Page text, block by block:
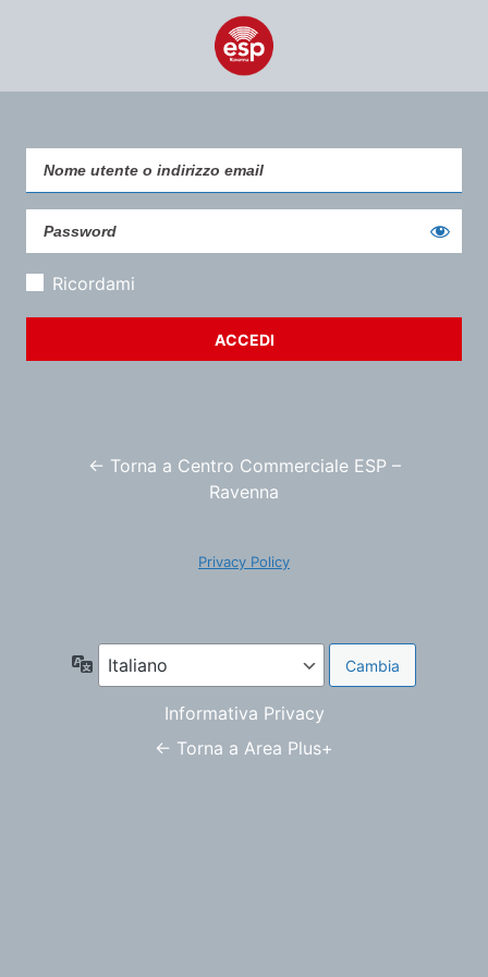
Ricordami
← Torna a Centro Commerciale ESP –
Ravenna
Privacy Policy
Lingua
Informativa Privacy
← Torna a Area Plus+